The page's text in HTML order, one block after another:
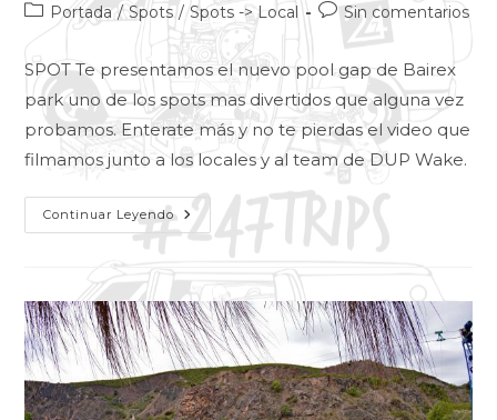
Portada / Spots / Spots -> Local Sin comentarios
SPOT Te presentamos el nuevo pool gap de Bairex
park uno de los spots mas divertidos que alguna vez
probamos. Enterate más y no te pierdas el video que
filmamos junto a los locales y al team de DUP Wake.
Continuar Leyendo